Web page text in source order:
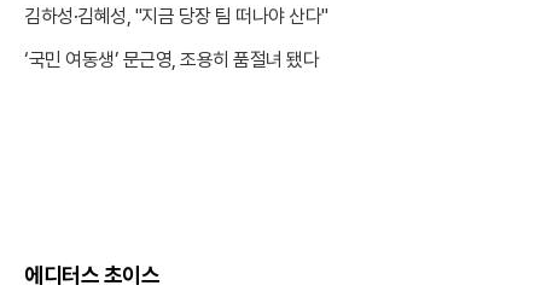
김하성·김혜성, "지금 당장 팀 떠나야 산다"
‘국민 여동생’ 문근영, 조용히 품절녀 됐다
에디터스 초이스